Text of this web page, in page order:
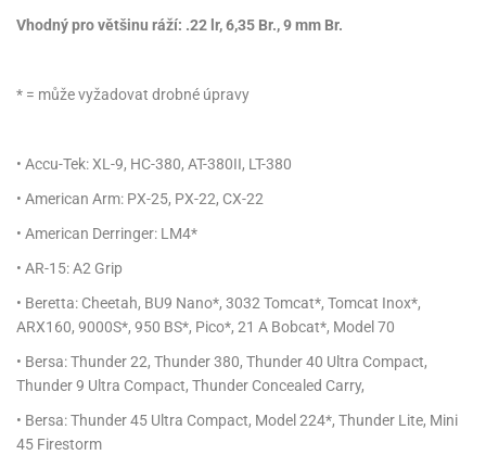
Vhodný pro většinu ráží: .22 lr, 6,35 Br., 9 mm Br.
* = může vyžadovat drobné úpravy
• Accu-Tek: XL-9, HC-380, AT-380II, LT-380
• American Arm: PX-25, PX-22, CX-22
• American Derringer: LM4*
• AR-15: A2 Grip
• Beretta: Cheetah, BU9 Nano*, 3032 Tomcat*, Tomcat Inox*,
ARX160, 9000S*, 950 BS*, Pico*, 21 A Bobcat*, Model 70
• Bersa: Thunder 22, Thunder 380, Thunder 40 Ultra Compact,
Thunder 9 Ultra Compact, Thunder Concealed Carry,
• Bersa: Thunder 45 Ultra Compact, Model 224*, Thunder Lite, Mini
45 Firestorm